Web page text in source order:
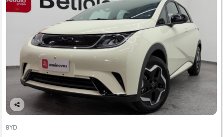
Co
arti
BYD